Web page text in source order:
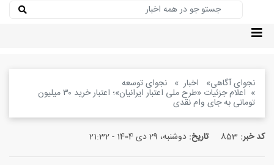
نجوای آگاهی اخبار نجوای توسعه
اعلام جزئیات «طرح ملی اعتبار ایرانیان»؛ اعتبار خرید ۳۰ میلیون
تومانی به جای وام نقدی
کد خبر: 853 تاریخ: دوشنبه، 29 دی 1404 - 21:32